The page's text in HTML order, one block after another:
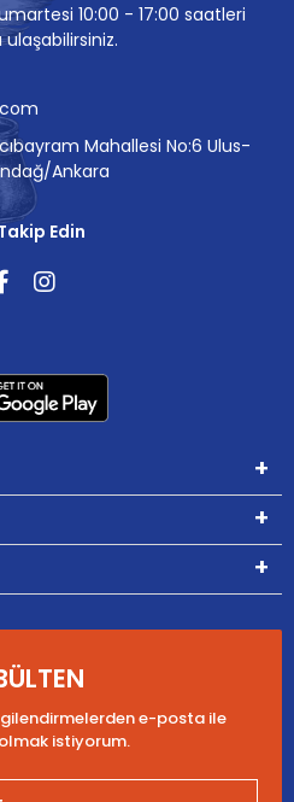
10:00 - 17:00 saatleri
ulaşabilirsiniz.
Mahallesi No:6 Ulus-
Ankara
Edin
e-posta ile
istiyorum.